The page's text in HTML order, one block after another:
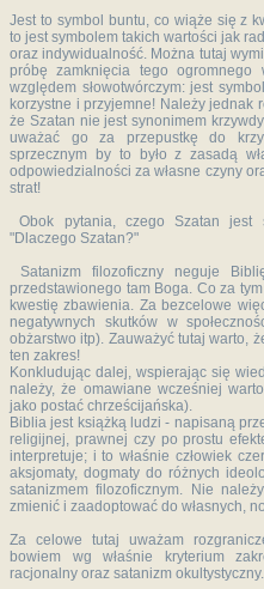
Jest to symbol buntu, co wiąże się z
to jest symbolem takich wartości jak
oraz indywidualność. Można tutaj
próbę zamknięcia tego ogromnego
względem słowotwórczym: jest
korzystne i przyjemne! Należy jednak
że Szatan nie jest synonimem
uważać go za przepustkę do
sprzecznym by to było z zasadą
odpowiedzialności za własne czyny
strat!
Obok pytania, czego Szatan jest
"Dlaczego Szatan?"
Satanizm filozoficzny neguje
przedstawionego tam Boga. Co za
kwestię zbawienia. Za bezcelowe
negatywnych skutków w
obżarstwo itp). Zauważyć tutaj warto,
ten zakres!
Konkludując dalej, wspierając się
należy, że omawiane wcześniej
jako postać chrześcijańska).
Biblia jest książką ludzi - napisaną
religijnej, prawnej czy po prostu
interpretuje; i to właśnie człowiek
aksjomaty, dogmaty do różnych
satanizmem filozoficznym. Nie
zmienić i zaadoptować do własnych,
Za celowe tutaj uważam
bowiem wg właśnie kryterium
racjonalny oraz satanizm okultystyczny.